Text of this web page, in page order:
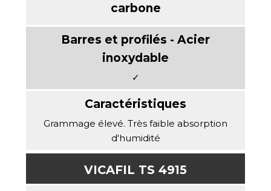
✓
Grammage élevé. Très faible absorption
d'humidité
VICAFIL TS 4915